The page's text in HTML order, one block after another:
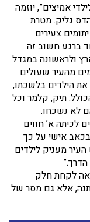
אמיצים”, יוזמה
גליק. מטרת
צעירים
ברגע חשוב זה.
ולראשונה במגדל
מהעיר שעולים
הילדים בלשכתו,
תיק, קלמר וכל
לא נשכחו.
לכיתה א’ חווים
אישי על כך
מעניק לילדים
לקחת חלק
אלא גם מסר של